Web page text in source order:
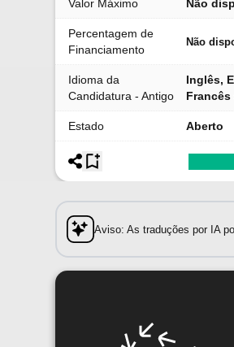
Valor Máximo Não
Percentagem de
Financiamento
Não
Idioma da
Candidatura - Antigo
Inglês,
Estado Aberto
Aviso: As traduções por IA